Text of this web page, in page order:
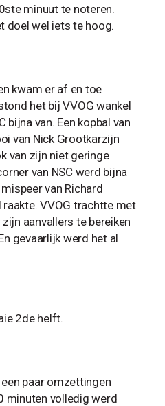
minuut te noteren.
doel wel iets te hoog.
kwam er af en toe
het bij VVOG wankel
bijna van. Een kopbal van
van Nick Grootkarzijn
van zijn niet geringe
van NSC werd bijna
van Richard
VVOG trachtte met
aanvallers te bereiken
gevaarlijk werd het al
2de helft.
paar omzettingen
minuten volledig werd